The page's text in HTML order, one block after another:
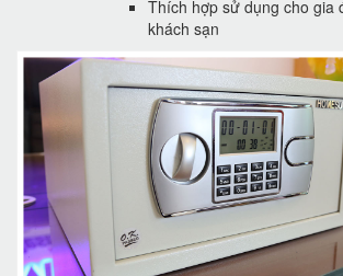
Thích hợp sử dụng cho gia
khách sạn